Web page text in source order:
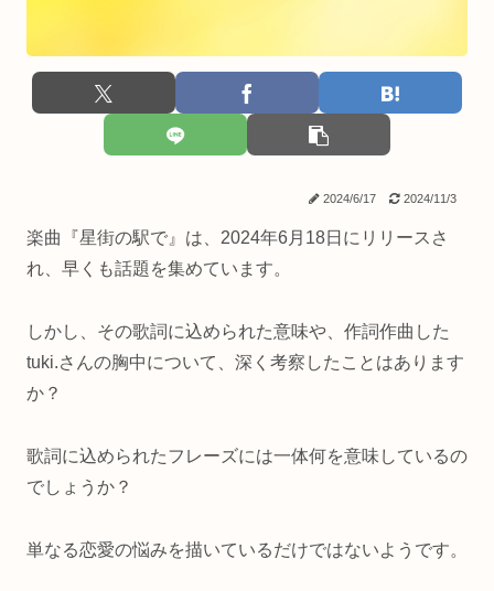
2024/6/17 2024/11/3
楽曲『星街の駅で』は、2024年6月18日にリリースさ
れ、早くも話題を集めています。
しかし、その歌詞に込められた意味や、作詞作曲した
tuki.さんの胸中について、深く考察したことはあります
か？
歌詞に込められたフレーズには一体何を意味しているの
でしょうか？
単なる恋愛の悩みを描いているだけではないようです。